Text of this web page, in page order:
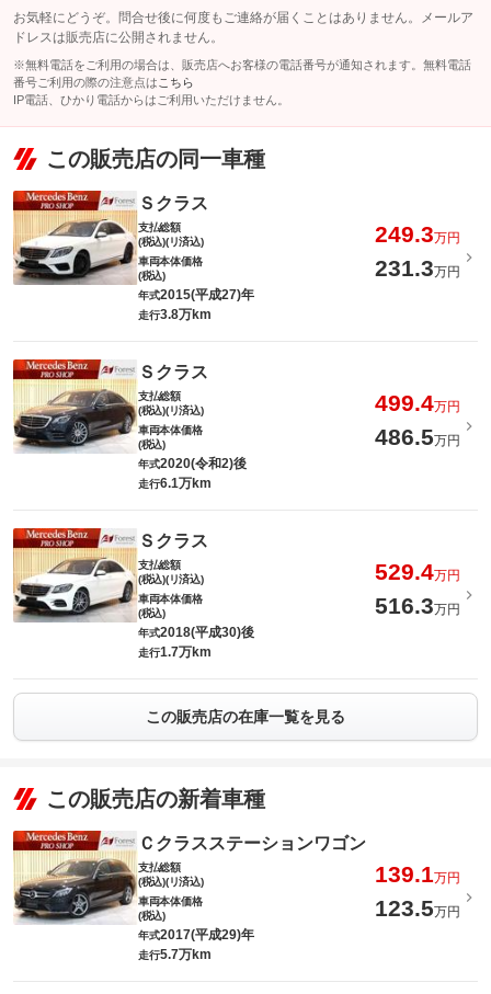
お気軽にどうぞ。問合せ後に何度もご連絡が届くことはありません。メールア
ドレスは販売店に公開されません。
※無料電話をご利用の場合は、販売店へお客様の電話番号が通知されます。無料電話
番号ご利用の際の注意点は こちら
IP電話、ひかり電話からはご利用いただけません。
この販売店の同一車種
Ｓクラス
支払総額
(税込)(リ済込)
249.3万円
車両本体価格
(税込)
231.3万円
年式2015(平成27)年
走行3.8万km
Ｓクラス
支払総額
(税込)(リ済込)
499.4万円
車両本体価格
(税込)
486.5万円
年式2020(令和2)後
走行6.1万km
Ｓクラス
支払総額
(税込)(リ済込)
529.4万円
車両本体価格
(税込)
516.3万円
年式2018(平成30)後
走行1.7万km
この販売店の在庫一覧を見る
この販売店の新着車種
Ｃクラスステーションワゴン
支払総額
(税込)(リ済込)
139.1万円
車両本体価格
(税込)
123.5万円
年式2017(平成29)年
走行5.7万km